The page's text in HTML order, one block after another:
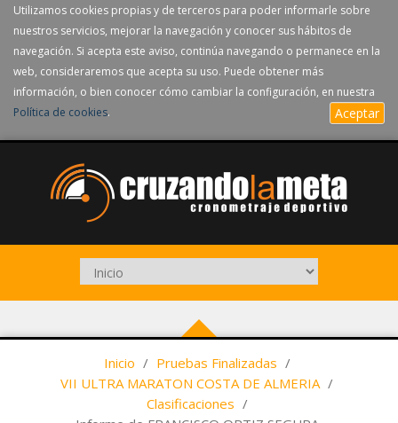
Utilizamos cookies propias y de terceros para poder informarle sobre
nuestros servicios, mejorar la navegación y conocer sus hábitos de
navegación. Si acepta este aviso, continúa navegando o permanece en la
web, consideraremos que acepta su uso. Puede obtener más
información, o bien conocer cómo cambiar la configuración, en nuestra
Política de cookies. Aceptar
Inicio / Pruebas Finalizadas /
VII ULTRA MARATON COSTA DE ALMERIA /
Clasificaciones /